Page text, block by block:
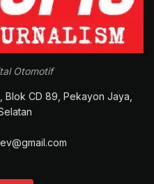
Otomotif
Blok CD 89, Pekayon Jaya,